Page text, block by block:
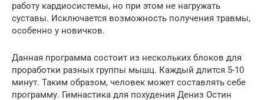
работу кардиосистемы, но при этом не нагружать
суставы. Исключается возможность получения травмы,
особенно у новичков.
Данная программа состоит из нескольких блоков для
проработки разных группы мышц. Каждый длится 5-10
минут. Таким образом, человек может составлять себе
программу. Гимнастика для похудения Дениз Остин